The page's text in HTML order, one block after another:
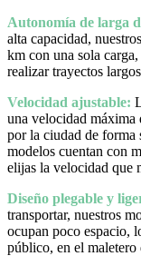
Autonomía de larga
alta capacidad,
km con una sola
realizar trayectos
Velocidad ajustable:
una velocidad máxima
por la ciudad de forma
modelos cuentan con
elijas la velocidad que
Diseño plegable y
transportar, nuestros
ocupan poco espacio,
público, en el maletero